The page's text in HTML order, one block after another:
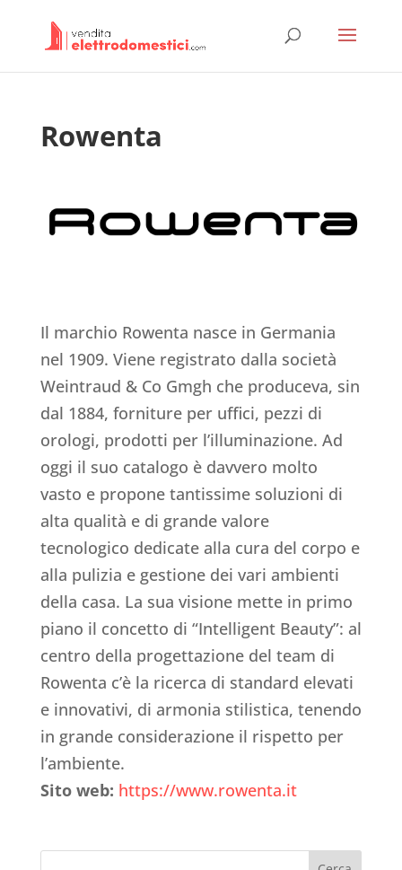
Rowenta
Il marchio Rowenta nasce in Germania
nel 1909. Viene registrato dalla società
Weintraud & Co Gmgh che produceva, sin
dal 1884, forniture per uffici, pezzi di
orologi, prodotti per l’illuminazione. Ad
oggi il suo catalogo è davvero molto
vasto e propone tantissime soluzioni di
alta qualità e di grande valore
tecnologico dedicate alla cura del corpo e
alla pulizia e gestione dei vari ambienti
della casa. La sua visione mette in primo
piano il concetto di “Intelligent Beauty”: al
centro della progettazione del team di
Rowenta c’è la ricerca di standard elevati
e innovativi, di armonia stilistica, tenendo
in grande considerazione il rispetto per
l’ambiente.
Sito web: https://www.rowenta.it